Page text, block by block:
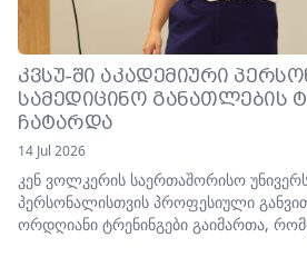
ᲙᲕᲡᲣ-ᲨᲘ ᲐᲙᲐᲓᲔᲛᲘᲣᲠᲘ
ᲡᲐᲛᲔᲓᲘᲪᲘᲜᲝ ᲒᲐᲜᲐᲗᲚᲔᲑᲘᲡ
ᲩᲐᲢᲐᲠᲓᲐ
14 Jul 2026
კენ ვოლკერის საერთაშორისო
პერსონალისთვის პროფესიული
ორდღიანი ტრენინგები გაიმართა,